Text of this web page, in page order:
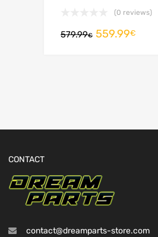
(0 reviews)
579.99€ 559.99€
CONTACT
contact@dreamparts-store.com